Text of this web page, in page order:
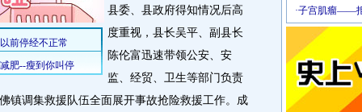
县委、县政府得知情况后高
度重视，县长吴平、副县长
陈伦富迅速带领公安、安
监、经贸、卫生等部门负责
镇调集救援队伍全面展开事故抢险救援工作。成